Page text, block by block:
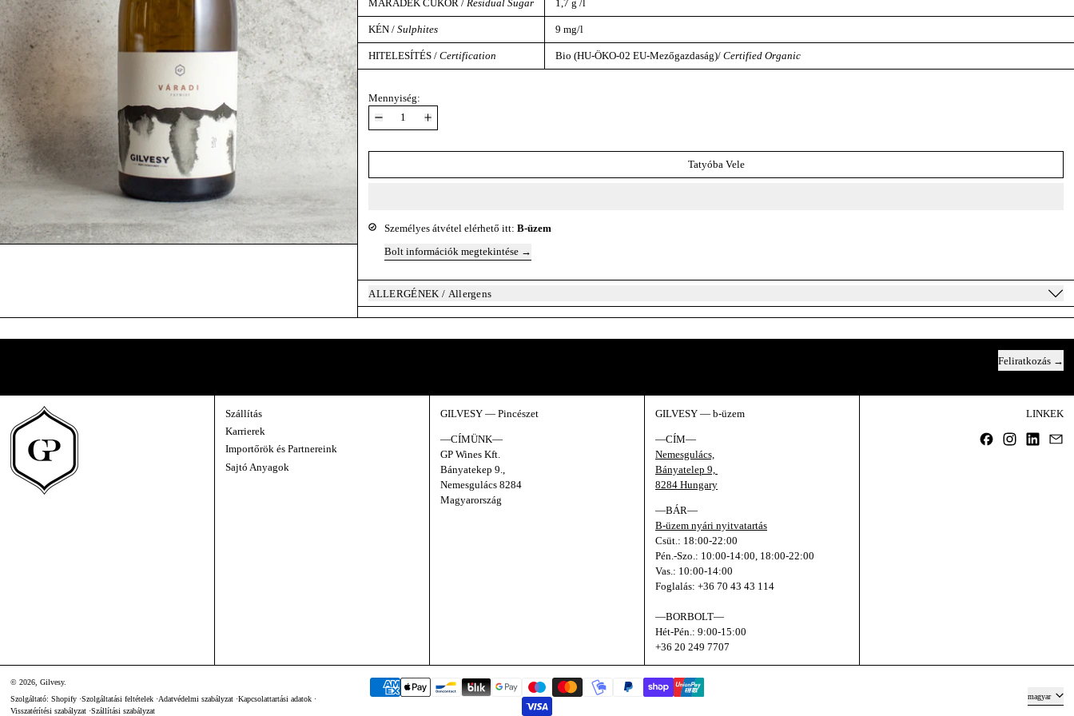
MARADÉK CUKOR /Residual Sugar 1,7 g /l
KÉN /Sulphites 9 mg/l
HITELESÍTÉS /Certification Bio (HU-ÖKO-02 EU-Mezőgazdaság)/Certified Organic
Mennyiség:
Tatyóba Vele
Személyes átvétel elérhető itt: B-üzem
Bolt információk megtekintése
ALLERGÉNEK / Allergens
Feliratkozás
Szállítás
Karrierek
Importőrök és Partnereink
Sajtó Anyagok
GILVESY — Pincészet
—CÍMÜNK—
GP Wines Kft.
Bányatekep 9.,
Nemesgulács 8284
Magyarország
GILVESY — b-üzem
—CÍM—
Nemesgulács,
Bányatelep 9,
8284 Hungary
—BÁR—
B-üzem nyári nyitvatartás
Csüt.: 18:00-22:00
Pén.-Szo.: 10:00-14:00, 18:00-22:00
Vas.: 10:00-14:00
Foglalás: +36 70 43 43 114
—BORBOLT—
Hét-Pén.: 9:00-15:00
+36 20 249 7707
LINKEK
FacebookInstagram
© 2026, Gilvesy.
Szolgáltató: Shopify Szolgáltatási feltételek Adatvédelmi szabályzat Kapcsolattartási adatok
Visszatérítési szabályzat Szállítási szabályzat
Fizetési módok
Nyelv
magyar